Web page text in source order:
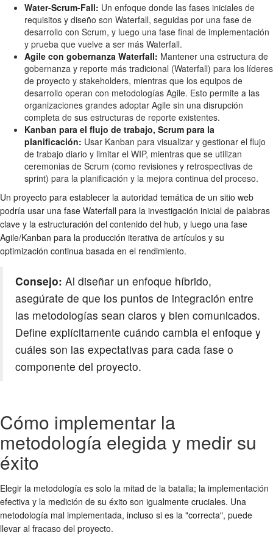
Water-Scrum-Fall: Un enfoque donde las fases iniciales de
requisitos y diseño son Waterfall, seguidas por una fase de
desarrollo con Scrum, y luego una fase final de implementación
y prueba que vuelve a ser más Waterfall.
Agile con gobernanza Waterfall: Mantener una estructura de
gobernanza y reporte más tradicional (Waterfall) para los líderes
de proyecto y stakeholders, mientras que los equipos de
desarrollo operan con metodologías Agile. Esto permite a las
organizaciones grandes adoptar Agile sin una disrupción
completa de sus estructuras de reporte existentes.
Kanban para el flujo de trabajo, Scrum para la
planificación: Usar Kanban para visualizar y gestionar el flujo
de trabajo diario y limitar el WIP, mientras que se utilizan
ceremonias de Scrum (como revisiones y retrospectivas de
sprint) para la planificación y la mejora continua del proceso.
Un proyecto para establecer la autoridad temática de un sitio web
podría usar una fase Waterfall para la investigación inicial de palabras
clave y la estructuración del contenido del hub, y luego una fase
Agile/Kanban para la producción iterativa de artículos y su
optimización continua basada en el rendimiento.
Consejo: Al diseñar un enfoque híbrido,
asegúrate de que los puntos de integración entre
las metodologías sean claros y bien comunicados.
Define explícitamente cuándo cambia el enfoque y
cuáles son las expectativas para cada fase o
componente del proyecto.
Cómo implementar la
metodología elegida y medir su
éxito
Elegir la metodología es solo la mitad de la batalla; la implementación
efectiva y la medición de su éxito son igualmente cruciales. Una
metodología mal implementada, incluso si es la "correcta", puede
llevar al fracaso del proyecto.